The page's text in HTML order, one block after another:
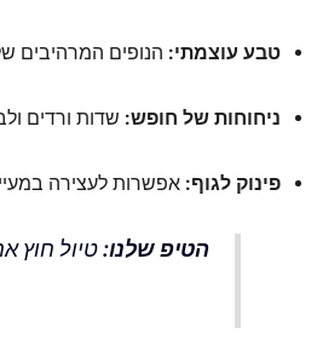
טבע עוצמתי: הנופים המרהיבים
ניחוחות של חופש: שדות ורדים
פינוק לגוף: אפשרות לעצירה
הטיפ שלנו:טיול חוץ